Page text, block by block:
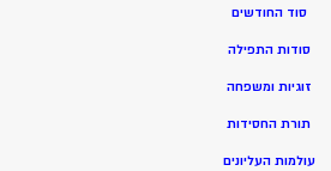
סוד החודשים
סודות התפילה
זוגיות ומשפחה
תורת החסידות
עולמות העליונים